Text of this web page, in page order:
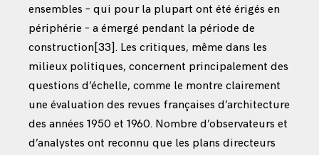
ensembles – qui pour la plupart ont été érigés en
périphérie – a émergé pendant la période de
construction [33] . Les critiques, même dans les
milieux politiques, concernent principalement des
questions d’échelle, comme le montre clairement
une évaluation des revues françaises d’architecture
des années 1950 et 1960. Nombre d’observateurs et
d’analystes ont reconnu que les plans directeurs